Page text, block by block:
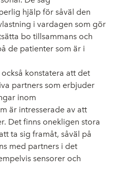
hjälp för såväl den
i vardagen som gör
bo tillsammans och
de patienter som är i
också konstatera att det
partners som erbjuder
inom
är intresserade av att
Det finns onekligen stora
ta sig framåt, såväl på
med partners i det
sensorer och